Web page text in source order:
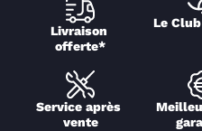
Livraison
offerte*
Le
Service après
vente